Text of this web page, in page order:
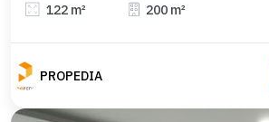
122 m² 200 m²
PROPEDIA